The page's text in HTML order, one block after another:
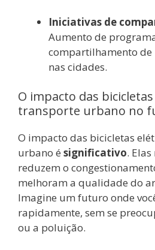
Iniciativas de
Aumento de
compartilhamento de
nas cidades.
O impacto das
transporte urbano no
O impacto das bicicletas
urbano é significativo.
reduzem o
melhoram a qualidade do
Imagine um futuro onde
rapidamente, sem se
ou a poluição.